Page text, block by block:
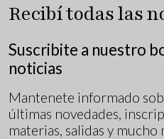
Recibí todas las
Suscribite a nuestro
noticias
Mantenete informado
últimas novedades,
materias, salidas y mucho